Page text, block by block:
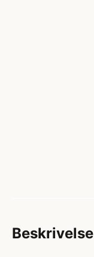
Beskrivelse